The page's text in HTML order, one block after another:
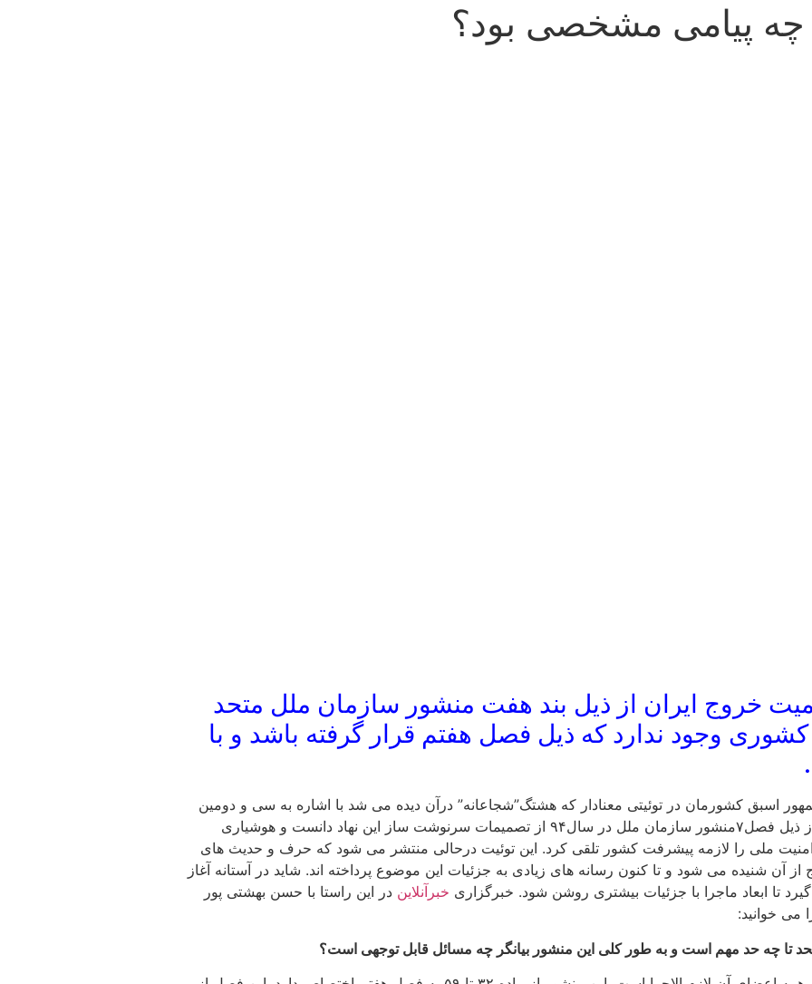
چه پیامی مشخصی بود؟
خروج ایران از ذیل بند هفت منشور سازمان ملل متحد
وجود ندارد که ذیل فصل هفتم قرار گرفته باشد و با
اسبق کشورمان در توئیتی معنادار که هشتگ”شجاعانه” درآن دیده می شد با اشاره به سی و دومین
سالگرد تأسیس شورای عالی امنیت ملی،سیاست خارج کردن ایران از ذیل فصل۷منشور سازمان ملل در سال۹۴ از تصمیمات سرنوشت ساز این نهاد دانست و هوشیاری
ملی را لازمه پیشرفت کشور تلقی کرد. این توئیت درحالی منتشر می شود که حرف و حدیث های
شنیده می شود و تا کنون رسانه های زیادی به جزئیات این موضوع پرداخته اند. شاید در آستانه آغاز
تا ابعاد ماجرا با جزئیات بیشتری روشن شود. خبرگزاری خبرآنلاین در این راستا با حسن بهشتی پور
می خوانید:
تا چه حد مهم است و به طور کلی این منشور بیانگر چه مسائل قابل توجهی است؟